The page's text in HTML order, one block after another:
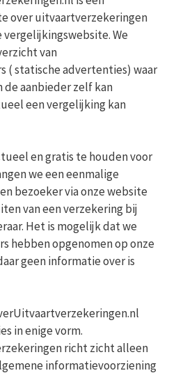
over uitvaartverzekeringen
vergelijkingswebsite. We
van
( statische advertenties) waar
de aanbieder zelf kan
een vergelijking kan
en gratis te houden voor
we een eenmalige
bezoeker via onze website
van een verzekering bij
Het is mogelijk dat we
hebben opgenomen op onze
geen informatie over is
in enige vorm.
richt zicht alleen
informatievoorziening